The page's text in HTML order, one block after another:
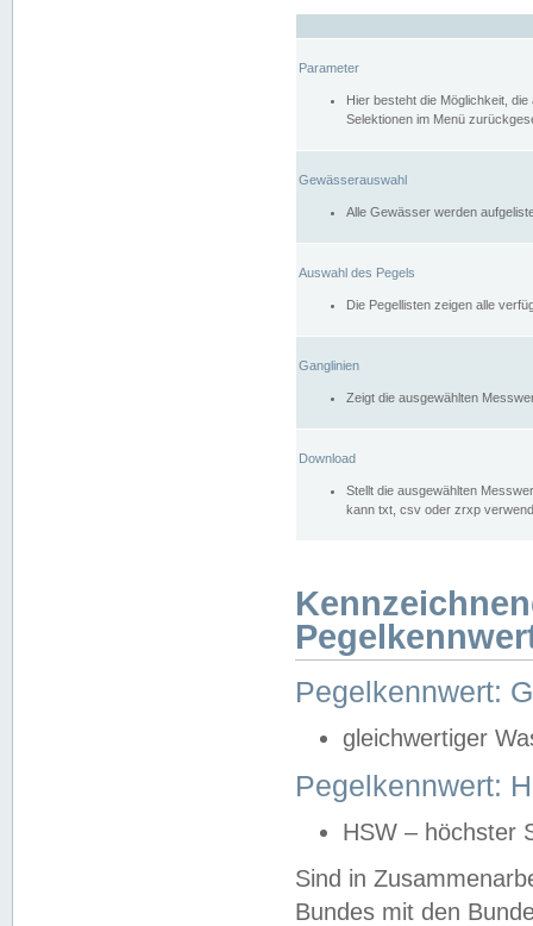
Parameter
Hier besteht die Möglichkeit,
Selektionen im Menü
Gewässerauswahl
Alle Gewässer werden
Auswahl des Pegels
Die Pegellisten zeigen alle
Ganglinien
Zeigt die ausgewählten
Download
Stellt die ausgewählten
kann txt, csv oder zrxp
Pegelkennwert:
gleichwertiger
Pegelkennwert:
HSW – höchster
Sind in
Bundes mit den